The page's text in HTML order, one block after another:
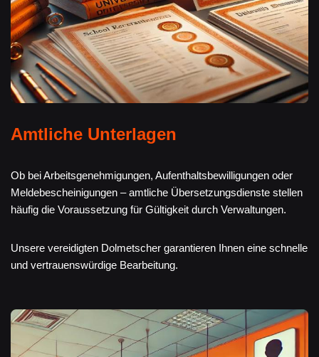
Amtliche Unterlagen
Ob bei Arbeitsgenehmigungen, Aufenthaltsbewilligungen oder
Meldebescheinigungen – amtliche Übersetzungsdienste stellen
häufig die Voraussetzung für Gültigkeit durch Verwaltungen.
Unsere vereidigten Dolmetscher garantieren Ihnen eine schnelle
und vertrauenswürdige Bearbeitung.